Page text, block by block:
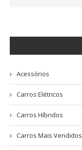
Acessórios
Carros Elétricos
Carros Híbridos
Carros Mais Vendidos